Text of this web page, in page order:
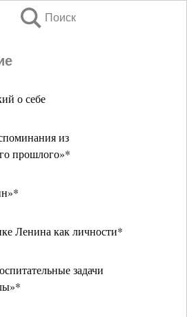
Поиск
о себе
из
прошлого»*
Ленина как личности*
задачи